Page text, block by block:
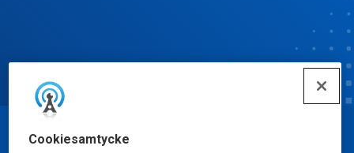
Cookiesamtycke© Ecolab Inc. 2025